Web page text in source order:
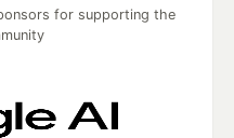
for supporting the